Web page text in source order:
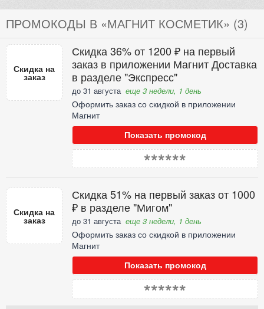
ПРОМОКОДЫ В «МАГНИТ КОСМЕТИК» (3)
Скидка на
заказ
Скидка 36% от 1200 ₽ на первый
заказ в приложении Магнит Доставка
в разделе "Экспресс"
до 31 августа еще 3 недели, 1 день
Оформить заказ со скидкой в приложении
Магнит
Показать промокод
******
Скидка на
заказ
Скидка 51% на первый заказ от 1000
₽ в разделе "Мигом"
до 31 августа еще 3 недели, 1 день
Оформить заказ со скидкой в приложении
Магнит
Показать промокод
******